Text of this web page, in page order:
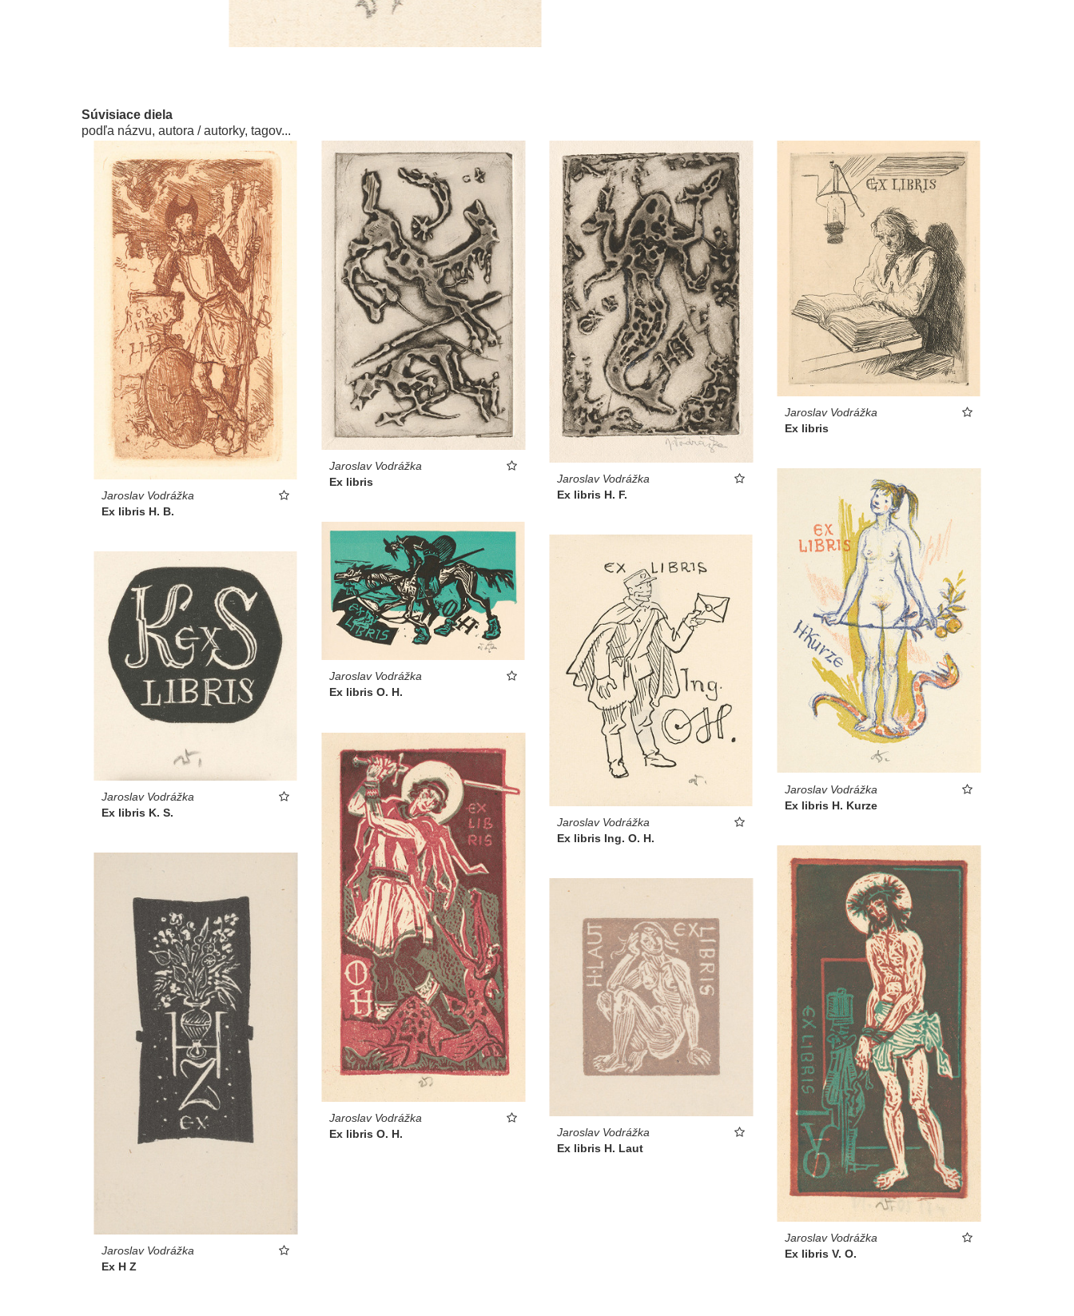
Súvisiace diela
podľa názvu, autora / autorky, tagov...
Jaroslav Vodrážka
Ex libris H. B.
Jaroslav Vodrážka
Ex libris
Jaroslav Vodrážka
Ex libris H. F.
Jaroslav Vodrážka
Ex libris
Jaroslav Vodrážka
Ex libris H. Kurze
Jaroslav Vodrážka
Ex libris O. H.
Jaroslav Vodrážka
Ex libris Ing. O. H.
Jaroslav Vodrážka
Ex libris K. S.
Jaroslav Vodrážka
Ex libris O. H.
Jaroslav Vodrážka
Ex libris V. O.
Jaroslav Vodrážka
Ex H Z
Jaroslav Vodrážka
Ex libris H. Laut